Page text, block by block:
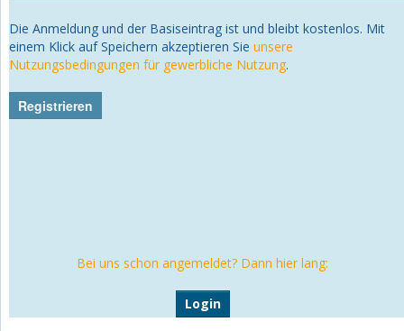
Die Anmeldung und der Basiseintrag ist und bleibt kostenlos. Mit
einem Klick auf Speichern akzeptieren Sie unsere
Nutzungsbedingungen für gewerbliche Nutzung.
Bei uns schon angemeldet? Dann hier lang:
Login